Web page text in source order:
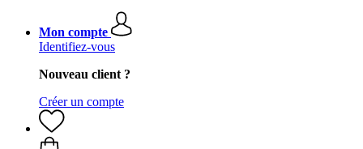
Mon compte
Identifiez-vous
Nouveau client ?
Créer un compte